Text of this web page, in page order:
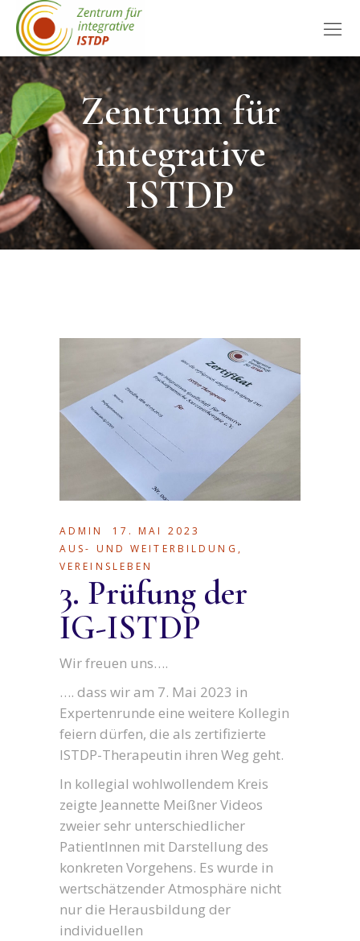
Zentrum für
integrative
ISTDP
ADMIN
17. MAI 2023
AUS- UND WEITERBILDUNG ,
VEREINSLEBEN
3. Prüfung der
IG-ISTDP
Wir freuen uns….
…. dass wir am 7. Mai 2023 in
Expertenrunde eine weitere Kollegin
feiern dürfen, die als zertifizierte
ISTDP-Therapeutin ihren Weg geht.
In kollegial wohlwollendem Kreis
zeigte Jeannette Meißner Videos
zweier sehr unterschiedlicher
PatientInnen mit Darstellung des
konkreten Vorgehens. Es wurde in
wertschätzender Atmosphäre nicht
nur die Herausbildung der
individuellen